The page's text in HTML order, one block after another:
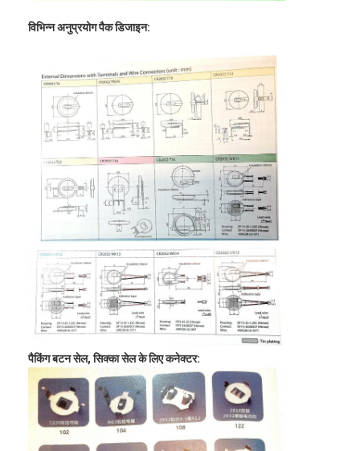
संपर्क करें
समाचार
अब बात करो
लिथियम LiFePO4 बैटरी
लिथियम आयन रिचार्जेबल बैटरी
लिथियम पॉलिमर बैटरी
ऊर्जा भंडारण बैटरी
एच बैटरी
एनआईसीडी रिचार्जेबल बैटरी
एलसीडी बैटरी चार्जर
विभिन्न अनुप्रयोग पैक डिजाइन:
पैकिंग बटन सेल, सिक्का सेल के लिए कनेक्टर: